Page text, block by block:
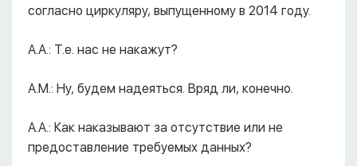
согласно циркуляру, выпущенному в 2014 году.
А.А.: Т.е. нас не накажут?
А.М.: Ну, будем надеяться. Вряд ли, конечно.
А.А.: Как наказывают за отсутствие или не
предоставление требуемых данных?